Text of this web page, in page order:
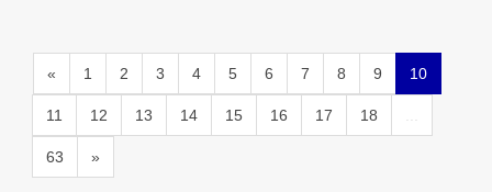
« 1 2 3 4 5 6 7 8 9 10
11 12 13 14 15 16 17 18 ...
63 »